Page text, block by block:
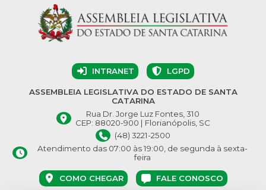
INTRANET LGPD
ASSEMBLEIA LEGISLATIVA DO ESTADO DE SANTA
CATARINA
Rua Dr. Jorge Luz Fontes, 310
CEP: 88020-900 | Florianópolis, SC
(48) 3221-2500
Atendimento das 07:00 às 19:00, de segunda à sexta-
feira
COMO CHEGAR FALE CONOSCO